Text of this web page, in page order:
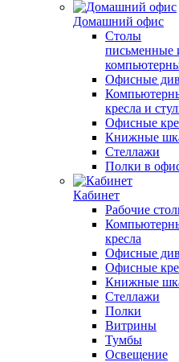
Домашний офис
Столы
письменные
Офисные
кресла и
Офисные
Книжные
Стеллажи
Полки в
Кабинет
Рабочие
кресла
Офисные
Офисные
Книжные
Стеллажи
Полки
Витрины
Тумбы
Освещение